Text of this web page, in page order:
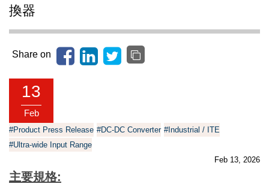
換器
Share on
13
Feb
#Product Press Release #DC-DC Converter #Industrial / ITE
#Ultra-wide Input Range
Feb 13, 2026
主要規格: